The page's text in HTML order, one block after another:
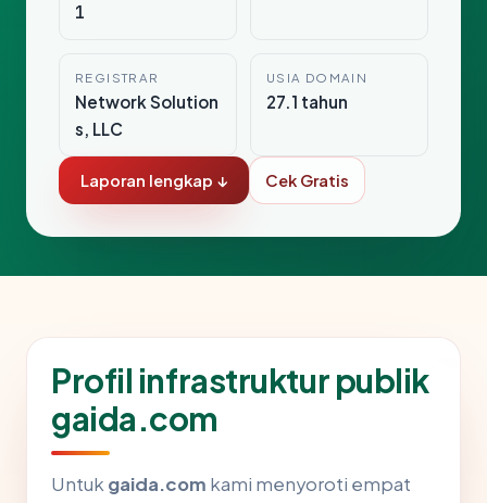
1
REGISTRAR
Network Solution
s, LLC
USIA DOMAIN
27.1 tahun
Laporan lengkap ↓ Cek Gratis
Profil infrastruktur publik
gaida.com
Untukgaida.com kami menyoroti empat